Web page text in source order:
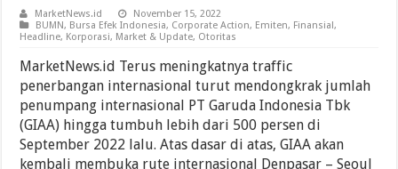
MarketNews.id
November 15, 2022
BUMN, Bursa Efek Indonesia, Corporate Action, Emiten, Finansial,
Headline, Korporasi, Market & Update, Otoritas
MarketNews.id Terus meningkatnya traffic
penerbangan internasional turut mendongkrak jumlah
penumpang internasional PT Garuda Indonesia Tbk
(GIAA) hingga tumbuh lebih dari 500 persen di
September 2022 lalu. Atas dasar di atas, GIAA akan
kembali membuka rute internasional Denpasar – Seoul